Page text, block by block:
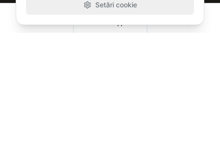
contact@green-garden.ro
Sună WhatsApp Vizionare
Setări cookie